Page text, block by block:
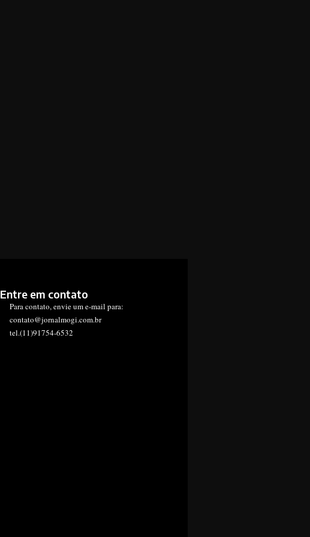
Entre em contato
Para contato, envie um e-mail para:
contato@jornalmogi.com.br
tel.(11)91754-6532